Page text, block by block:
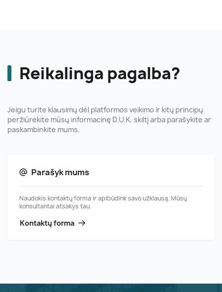
Reikalinga pagalba?
Jeigu turite klausimų dėl platformos veikimo ir kitų principų
peržiūrėkite mūsų informacinę D.U.K. skiltį arba parašykite ar
paskambinkite mums.
Parašyk mums
Naudokis kontaktų forma ir apibūdink savo užklausą. Mūsų
konsultantai atsakys tau.
Kontaktų forma